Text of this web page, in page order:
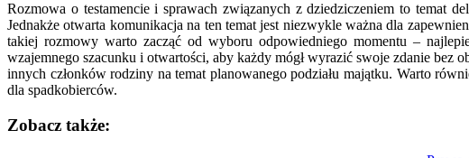
Rozmowa o testamencie i sprawach związanych z dziedziczeniem to temat
Jednakże otwarta komunikacja na ten temat jest niezwykle ważna dla
takiej rozmowy warto zacząć od wyboru odpowiedniego momentu –
wzajemnego szacunku i otwartości, aby każdy mógł wyrazić swoje zdanie bez
innych członków rodziny na temat planowanego podziału majątku. Warto
dla spadkobierców.
Zobacz także: